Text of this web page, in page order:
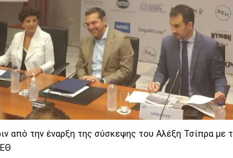
από την έναρξη της σύσκεψης του Αλέξη Τσίπρα με